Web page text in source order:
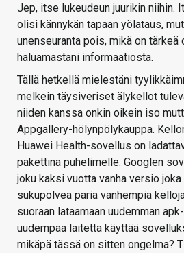
Jep, itse lukeudeun juurikin niihin.
olisi kännykän tapaan yölataus,
unenseuranta pois, mikä on
haluamastani informaatiosta.
Tällä hetkellä mielestäni
melkein täysiveriset älykellot
niiden kanssa onkin oikein iso
Appgallery-hölynpölykauppa.
Huawei Health-sovellus on
pakettina puhelimelle. Googlen
joku kaksi vuotta vanha versio
sukupolvea paria vanhempia
suoraan lataamaan uudemman
uudempaa laitetta käyttää
mikäpä tässä on sitten ongelma?